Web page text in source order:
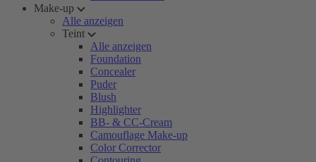
Make-up
Alle anzeigen
Teint
Alle anzeigen
Foundation
Concealer
Puder
Blush
Highlighter
BB- & CC-Cream
Camouflage Make-up
Color Corrector